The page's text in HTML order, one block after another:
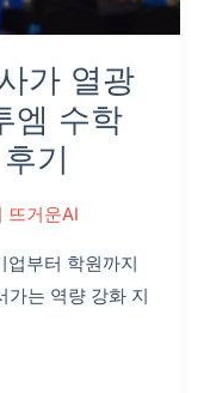
가 열광
엠 수학
기
뜨거운AI
업부터 학원까지
가는 역량 강화 지